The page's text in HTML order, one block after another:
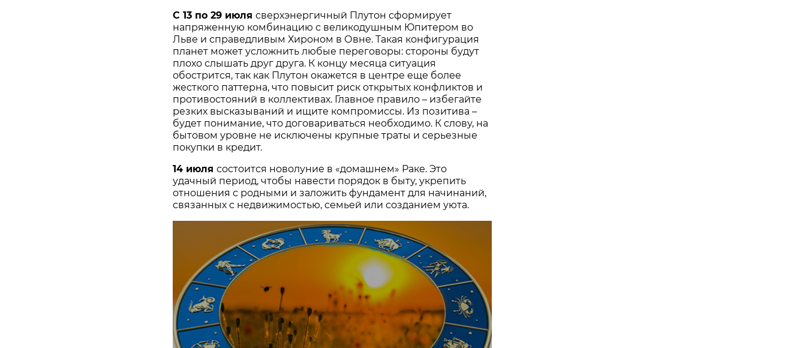
С 13 по 29 июля сверхэнергичный Плутон сформирует
напряженную комбинацию с великодушным Юпитером во
Льве и справедливым Хироном в Овне. Такая конфигурация
планет может усложнить любые переговоры: стороны будут
плохо слышать друг друга. К концу месяца ситуация
обострится, так как Плутон окажется в центре еще более
жесткого паттерна, что повысит риск открытых конфликтов и
противостояний в коллективах. Главное правило – избегайте
резких высказываний и ищите компромиссы. Из позитива –
будет понимание, что договариваться необходимо. К слову, на
бытовом уровне не исключены крупные траты и серьезные
покупки в кредит.
14 июля состоится новолуние в «домашнем» Раке. Это
удачный период, чтобы навести порядок в быту, укрепить
отношения с родными и заложить фундамент для начинаний,
связанных с недвижимостью, семьей или созданием уюта.